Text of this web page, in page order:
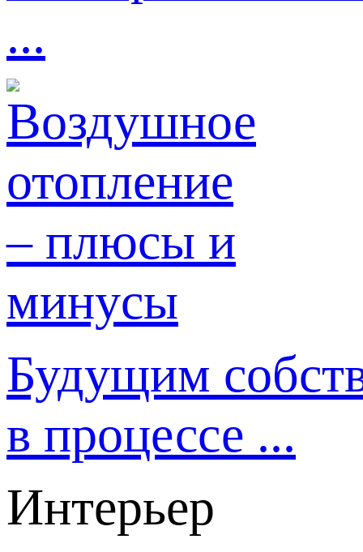
...
Будущим
в процессе ...
Интерьер